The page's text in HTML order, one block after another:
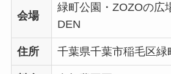
会場
緑町公園・ZOZOの広
DEN
住所 千葉県千葉市稲毛区緑